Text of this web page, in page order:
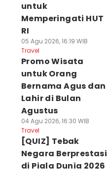
untuk
Memperingati HUT
RI
05 Agu 2026, 16:19 WIB
Travel
Promo Wisata
untuk Orang
Bernama Agus dan
Lahir di Bulan
Agustus
04 Agu 2026, 16:30 WIB
Travel
[QUIZ] Tebak
Negara Berprestasi
di Piala Dunia 2026